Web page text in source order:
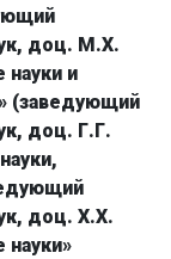
доц. М.Х.
и
(заведующий
доц. Г.Г.
доц. Х.Х.